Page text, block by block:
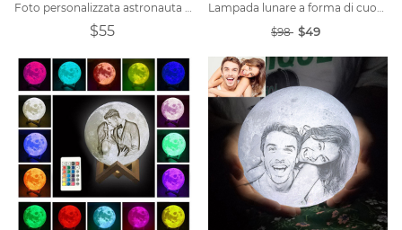
Foto personalizzata astronauta al chiaro di luna
$55
Lampada lunare a forma di cuore personalizzata 16 colori
$98 $49